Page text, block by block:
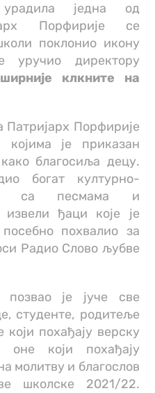
једна од
Порфирије се
поклонио икону
уручио директору
клкните на
Порфирије
је приказан
благосиља децу.
богат културно-
са песмама и
извели ђаци које је
похвалио за
Радио Слово љубве
позвао је јуче све
студенте, родитеље
похађају верску
који похађају
молитву и благослов
школске 2021/22.